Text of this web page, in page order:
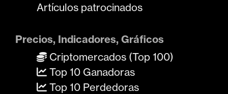
Artículos patrocinados
Precios, Indicadores, Gráficos
Criptomercados (Top 100)
Top 10 Ganadoras
Top 10 Perdedoras